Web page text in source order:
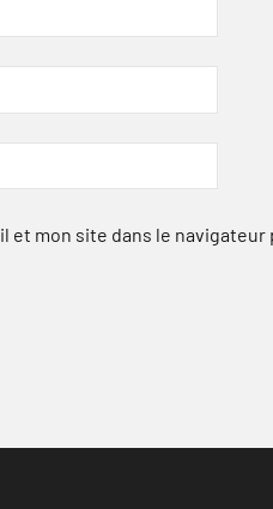
et mon site dans le navigateur